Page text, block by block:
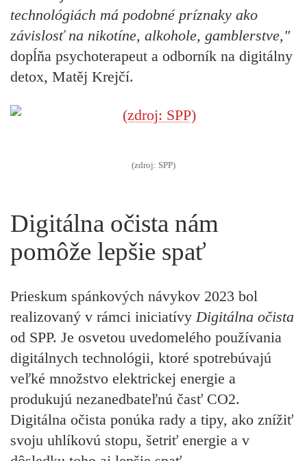
technológiách má podobné príznaky ako
závislosť na nikotíne, alkohole, gamblerstve,"
dopĺňa psychoterapeut a odborník na digitálny
detox, Matěj Krejčí.
(zdroj: SPP)
Digitálna očista nám
pomôže lepšie spať
Prieskum spánkových návykov 2023 bol
realizovaný v rámci iniciatívyDigitálna očista
od SPP. Je osvetou uvedomelého používania
digitálnych technológii, ktoré spotrebúvajú
veľké množstvo elektrickej energie a
produkujú nezanedbateľnú časť CO2.
Digitálna očista ponúka rady a tipy, ako znížiť
svoju uhlíkovú stopu, šetriť energie a v